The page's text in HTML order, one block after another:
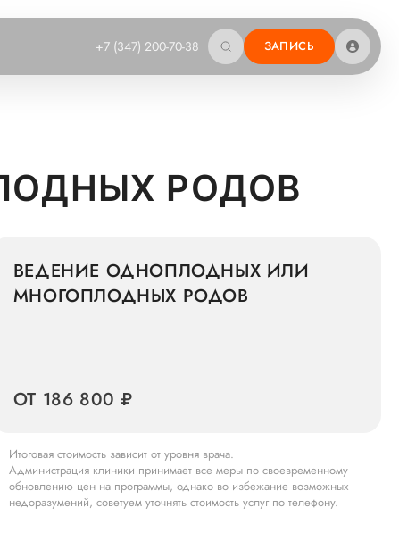
+7 (347) 200-70-38 ЗАПИСЬ
РОДОВ
ВЕДЕНИЕ ОДНОПЛОДНЫХ ИЛИ
МНОГОПЛОДНЫХ РОДОВ
ОТ 186 800 ₽
Итоговая стоимость зависит от уровня врача.
Администрация клиники принимает все меры по своевременному
обновлению цен на программы, однако во избежание возможных
недоразумений, советуем уточнять стоимость услуг по телефону.